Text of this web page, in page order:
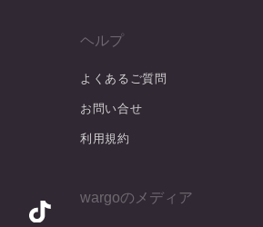
ヘルプ
よくあるご質問
お問い合せ
利用規約
wargoのメディア